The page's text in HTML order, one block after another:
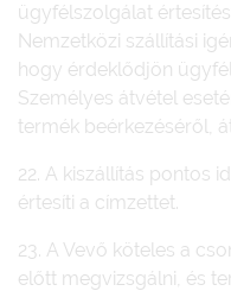
ügyfélszolgálat
Nemzetközi szállítási
hogy érdeklődjön
Személyes átvétel
termék beérkezéséről,
22. A kiszállítás pontos
értesíti a címzettet.
23. A Vevő köteles a
előtt megvizsgálni, és